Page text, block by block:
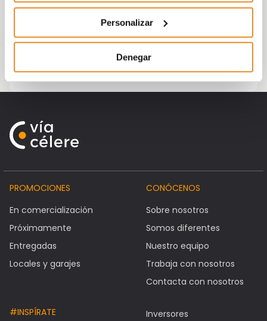
Personalizar
Denegar
PROMOCIONES
En comercialización
Próximamente
Entregadas
Locales y garajes
CONÓCENOS
Sobre nosotros
Somos diferentes
Nuestro equipo
Trabaja con nosotros
Contacta con nosotros
#INSPÍRATE
Inversores